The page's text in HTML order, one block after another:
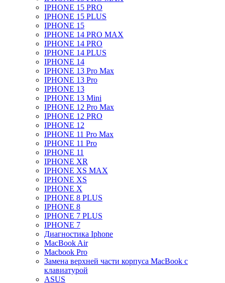
IPHONE 15 PRO
IPHONE 15 PLUS
IPHONE 15
IPHONE 14 PRO MAX
IPHONE 14 PRO
IPHONE 14 PLUS
IPHONE 14
IPHONE 13 Pro Max
IPHONE 13 Pro
IPHONE 13
IPHONE 13 Mini
IPHONE 12 Pro Max
IPHONE 12 PRO
IPHONE 12
IPHONE 11 Pro Max
IPHONE 11 Pro
IPHONE 11
IPHONE XR
IPHONE XS MAX
IPHONE XS
IPHONE X
IPHONE 8 PLUS
IPHONE 8
IPHONE 7 PLUS
IPHONE 7
Диагностика Iphone
MacBook Air
Macbook Pro
Замена верхней части корпуса MacBook с
клавиатурой
ASUS